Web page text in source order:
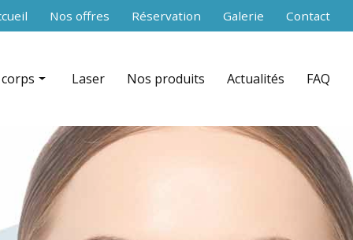
Nos offres Réservation Galerie Contact
aiguilles)
RF Shaper contouring par zone
+ infrarouge par zone
par zone
celludrain CelluDrain™ par zone
Laser Nos produits Actualités FAQ